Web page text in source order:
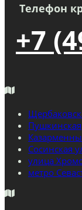
Телефон
+7
Пушкинская
Сосинская
улица
метро